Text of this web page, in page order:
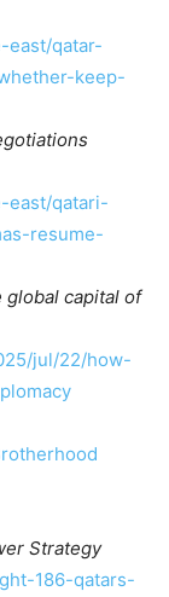
east/qatar-
keep-
east/qatari-
resume-
global capital of
jul/22/how-
Strategy
186-qatars-